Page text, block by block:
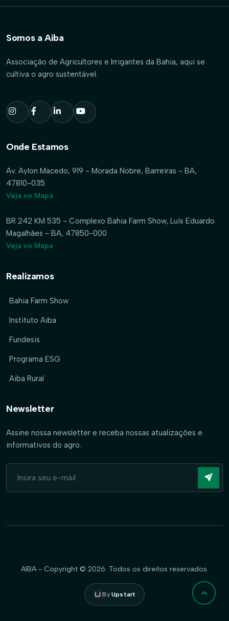
Somos a Aiba
Associação de Agricultores e Irrigantes da Bahia, aqui se
cultiva o agro sustentável.
Onde Estamos
Av. Aylon Macedo, 919 - Morada Nobre, Barreiras - BA,
47810-035
Veja no Mapa
BR 242 KM 535 - Complexo Bahia Farm Show, Luís Eduardo
Magalhães - BA, 47850-000
Veja no Mapa
Realizamos
Bahia Farm Show
Instituto Aiba
Fundesis
Programa ESG
Aiba Rural
Newsletter
Assine nossa newsletter e receba nossas atualizações e
informativos do agro.
AIBA - Copyright © 2026. Todos os direitos reservados.
ByUpstart